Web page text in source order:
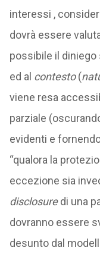
interessi ,
dovrà essere
possibile il diniego
ed al contesto(
viene resa
parziale
evidenti e
“qualora la
eccezione sia
disclosuredi una
dovranno essere
desunto dal